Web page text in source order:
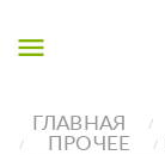
menu
ГЛАВНАЯ
ПРОЧЕЕ